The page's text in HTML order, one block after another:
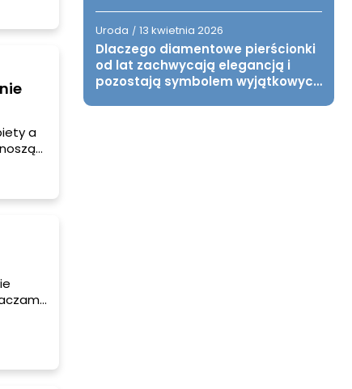
a
Uroda / 13 kwietnia 2026
Dlaczego diamentowe pierścionki
od lat zachwycają elegancją i
pozostają symbolem wyjątkowych